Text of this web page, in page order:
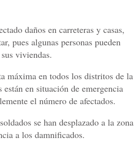
daños en carreteras y casas,
pues algunas personas pueden
viviendas.
máxima en todos los distritos de la
en situación de emergencia
el número de afectados.
se han desplazado a la zona
a los damnificados.